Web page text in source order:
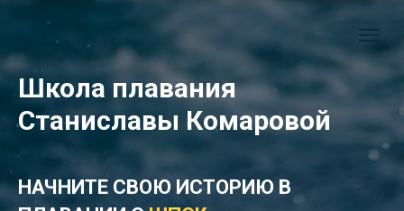
Школа плавания
Станиславы Комаровой
НАЧНИТЕ СВОЮ ИСТОРИЮ В